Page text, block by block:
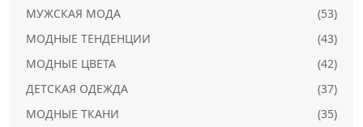
МУЖСКАЯ МОДА
(53)
МОДНЫЕ ТЕНДЕНЦИИ
(43)
МОДНЫЕ ЦВЕТА
(42)
ДЕТСКАЯ ОДЕЖДА
(37)
МОДНЫЕ ТКАНИ
(35)